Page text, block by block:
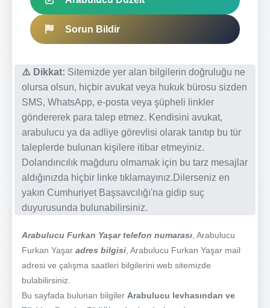
Sorun Bildir
⚠️ Dikkat: Sitemizde yer alan bilgilerin doğruluğu ne
olursa olsun, hiçbir avukat veya hukuk bürosu sizden
SMS, WhatsApp, e-posta veya şüpheli linkler
göndererek para talep etmez. Kendisini avukat,
arabulucu ya da adliye görevlisi olarak tanıtıp bu tür
taleplerde bulunan kişilere itibar etmeyiniz.
Dolandırıcılık mağduru olmamak için bu tarz mesajlar
aldığınızda hiçbir linke tıklamayınız.Dilerseniz en
yakın Cumhuriyet Başsavcılığı'na gidip suç
duyurusunda bulunabilirsiniz.
Arabulucu Furkan Yaşar telefon numarası , Arabulucu
Furkan Yaşar adres bilgisi , Arabulucu Furkan Yaşar mail
adresi ve çalışma saatleri bilgilerini web sitemizde
bulabilirsiniz.
Bu sayfada bulunan bilgiler Arabulucu levhasından ve